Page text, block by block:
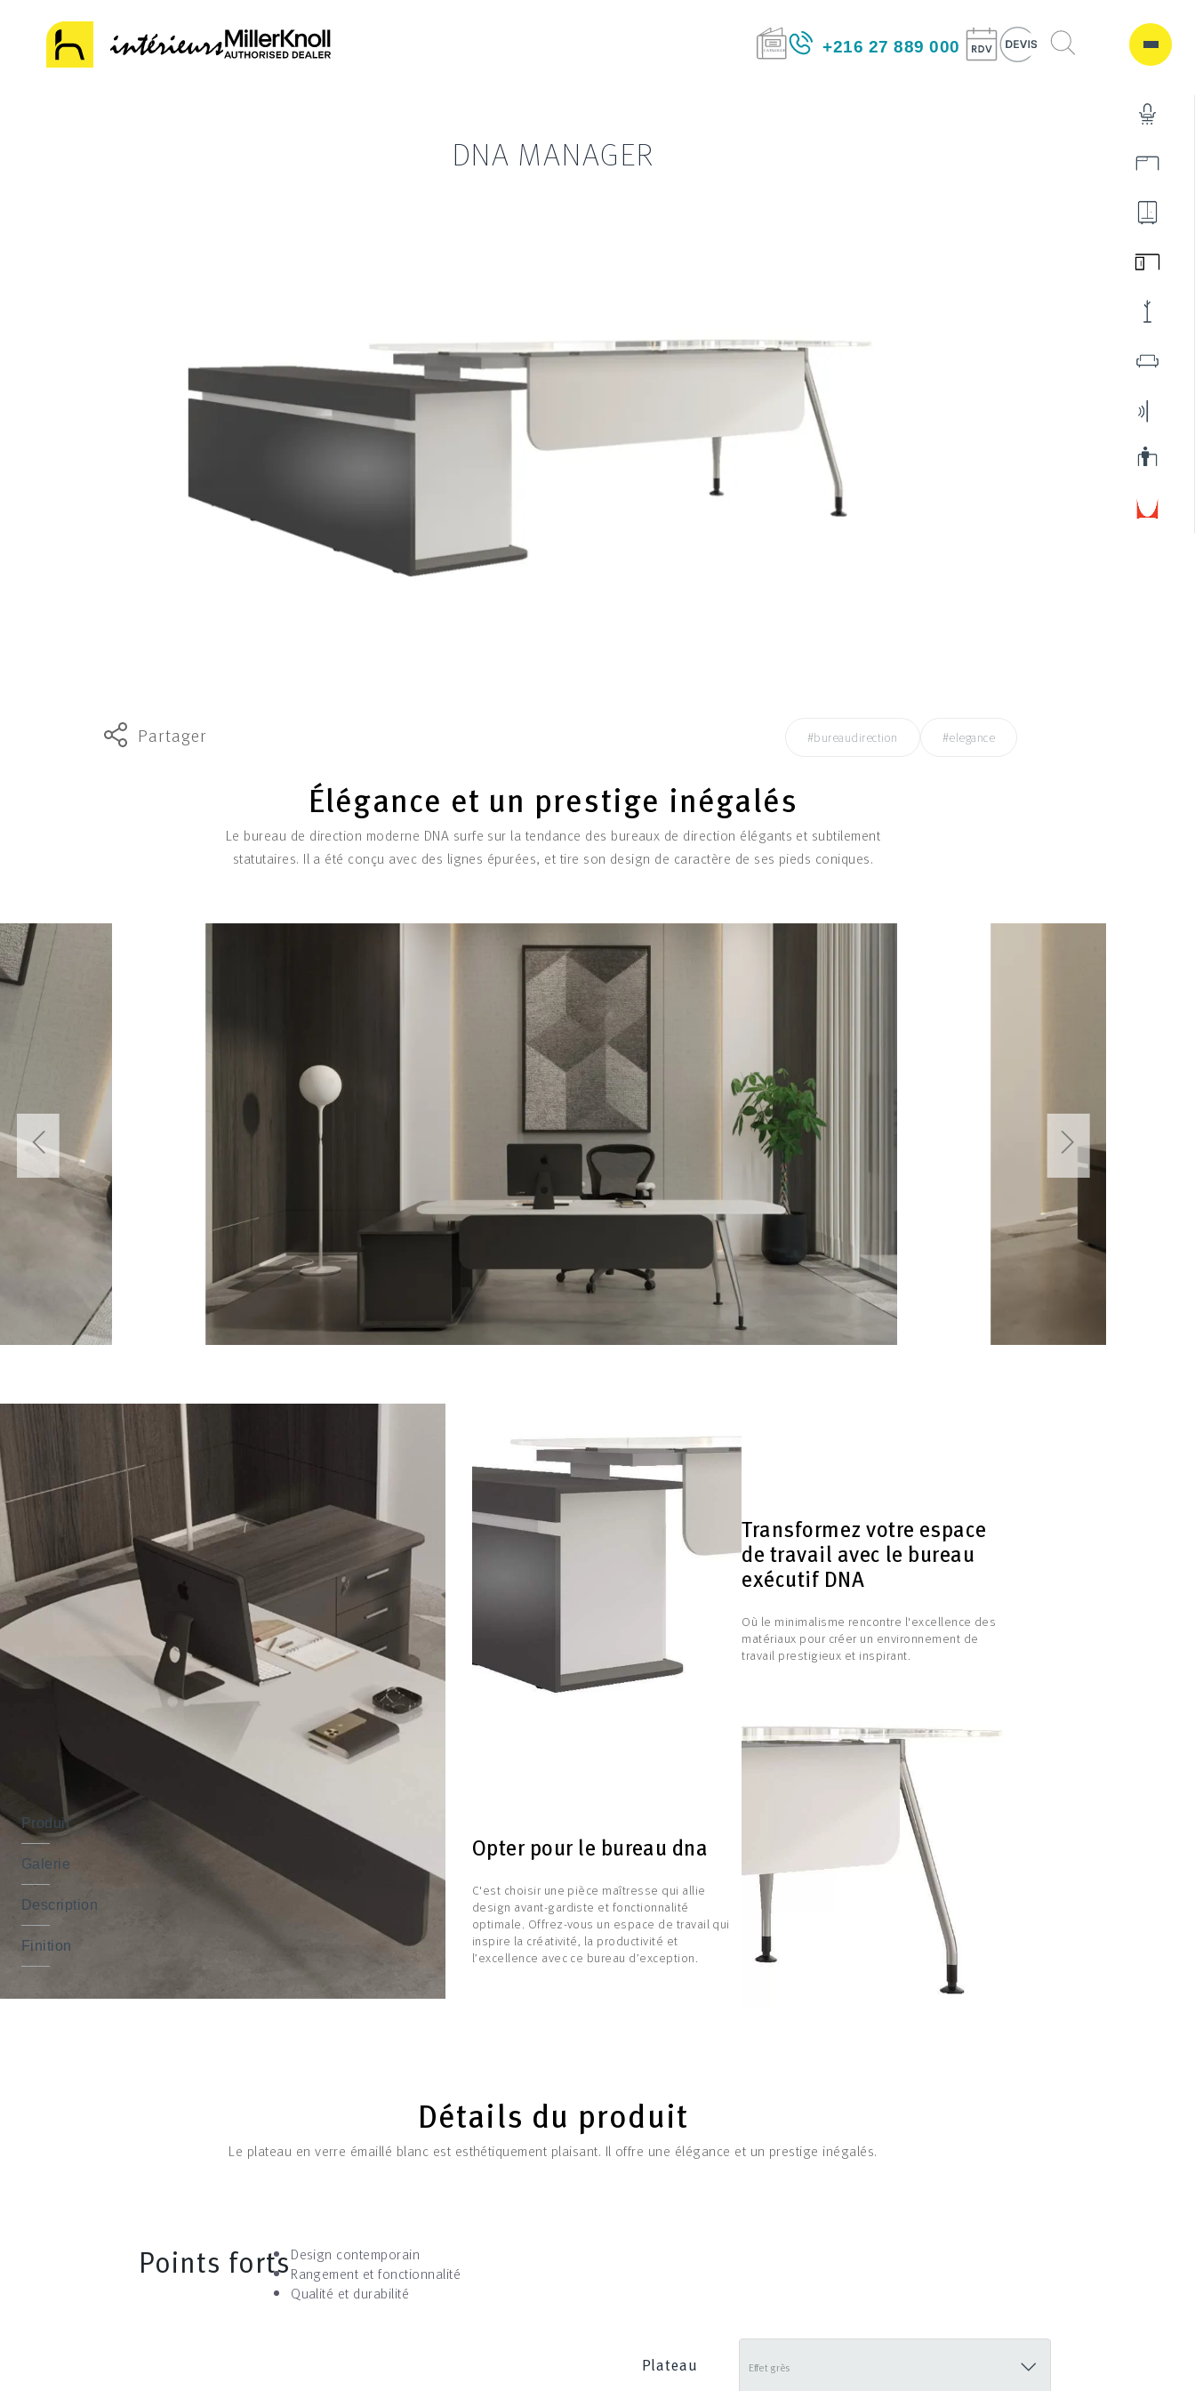
+216 27 889 000
Produit
Galerie
Description
Finition
DNA MANAGER
#bureaudirection #elegance
Partager
Élégance et un prestige inégalés
Le bureau de direction moderne DNA surfe sur la tendance des bureaux de direction élégants et subtilement
statutaires. Il a été conçu avec des lignes épurées, et tire son design de caractère de ses pieds coniques.
Transformez votre espace
de travail avec le bureau
exécutif DNA
Où le minimalisme rencontre l'excellence des
matériaux pour créer un environnement de
travail prestigieux et inspirant.
Opter pour le bureau dna
C'est choisir une pièce maîtresse qui allie
design avant-gardiste et fonctionnalité
optimale. Offrez-vous un espace de travail qui
inspire la créativité, la productivité et
l’excellence avec ce bureau d’exception.
Détails du produit
Le plateau en verre émaillé blanc est esthétiquement plaisant. Il offre une élégance et un prestige inégalés.
Points fortsDesign contemporain
Rangement et fonctionnalité
Qualité et durabilité
Plateau